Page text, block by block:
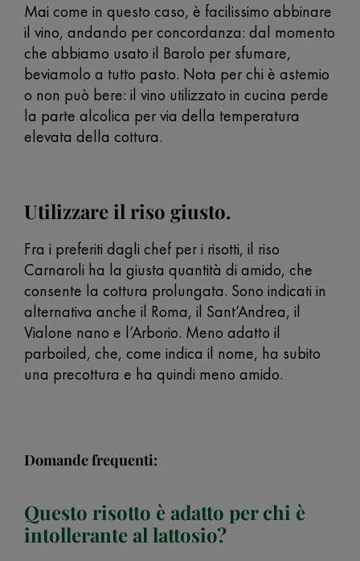
Mai come in questo caso, è facilissimo abbinare
il vino, andando per concordanza: dal momento
che abbiamo usato il Barolo per sfumare,
beviamolo a tutto pasto. Nota per chi è astemio
o non può bere: il vino utilizzato in cucina perde
la parte alcolica per via della temperatura
elevata della cottura.
Utilizzare il riso giusto.
Fra i preferiti dagli chef per i risotti, il riso
Carnaroli ha la giusta quantità di amido, che
consente la cottura prolungata. Sono indicati in
alternativa anche il Roma, il Sant’Andrea, il
Vialone nano e l’Arborio. Meno adatto il
parboiled, che, come indica il nome, ha subito
una precottura e ha quindi meno amido.
Domande frequenti:
Questo risotto è adatto per chi è
intollerante al lattosio?